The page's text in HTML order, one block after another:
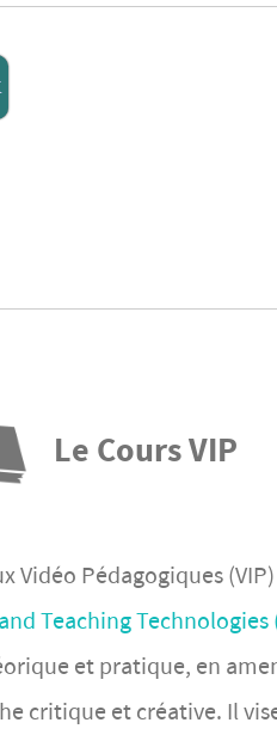
Le Cours VIP
Vidéo Pédagogiques
Teaching Technologies
et pratique, en
critique et créative. Il